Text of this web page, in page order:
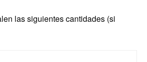
las siguientes cantidades (si